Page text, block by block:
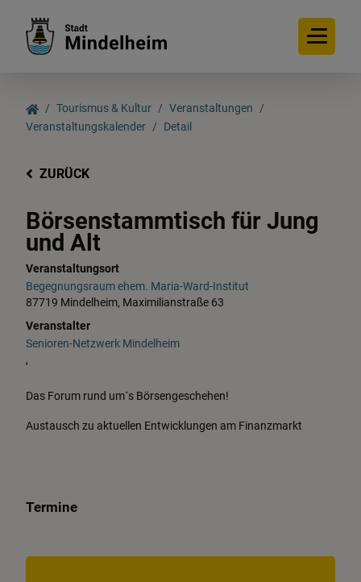
Tourismus & Kultur
Veranstaltungen
Veranstaltungskalender
Detail
ZURÜCK
Börsenstammtisch für Jung
und Alt
Das Forum rund um´s Börsengeschehen!
Austausch zu aktuellen Entwicklungen am Finanzmarkt
Termine
Veranstaltungsort
Begegnungsraum ehem. Maria-Ward-Institut
87719 Mindelheim, Maximilianstraße 63
Veranstalter
Senioren-Netzwerk Mindelheim
,